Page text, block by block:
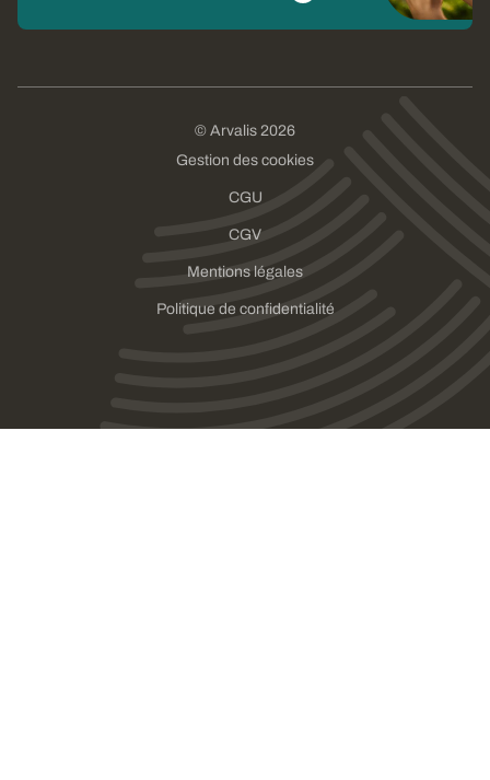
© Arvalis 2026
Gestion des cookies
CGU
CGV
Mentions légales
Politique de confidentialité